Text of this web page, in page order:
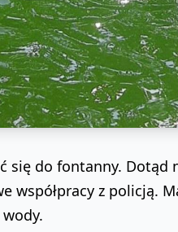
się do fontanny. Dotąd
współpracy z policją.